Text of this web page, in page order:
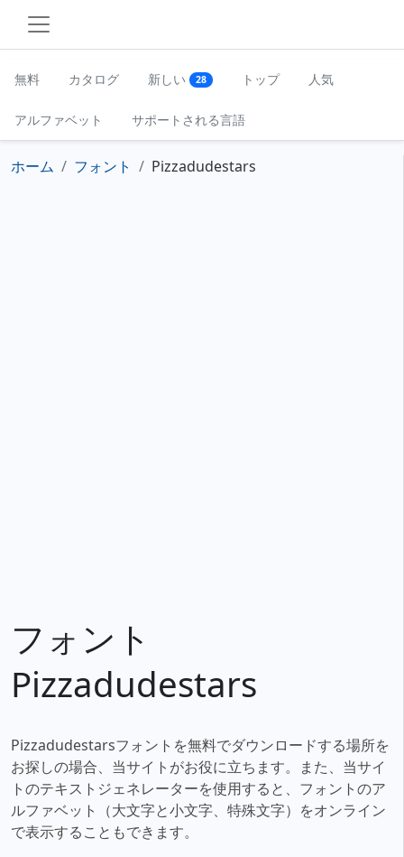
無料 カタログ 新しい 28 トップ 人気
アルファベット サポートされる言語
ホーム フォント Pizzadudestars
フォント
Pizzadudestars
Pizzadudestarsフォントを無料でダウンロードする場所を
お探しの場合、当サイトがお役に立ちます。また、当サイ
トのテキストジェネレーターを使用すると、フォントのア
ルファベット（大文字と小文字、特殊文字）をオンライン
で表示することもできます。